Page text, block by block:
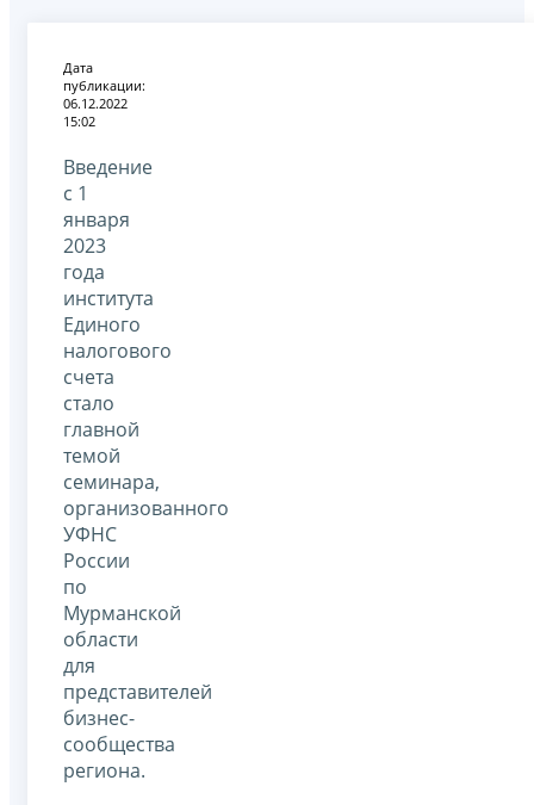
Дата
публикации:
06.12.2022
15:02
Введение
с 1
января
2023
года
института
Единого
налогового
счета
стало
главной
темой
семинара,
организованного
УФНС
России
по
Мурманской
области
для
представителей
бизнес-
сообщества
региона.